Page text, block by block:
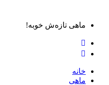
ماهی تازه‌ش خوبه!
خانه
ماهی